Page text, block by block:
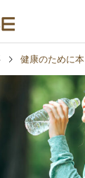
ート
健康のために本